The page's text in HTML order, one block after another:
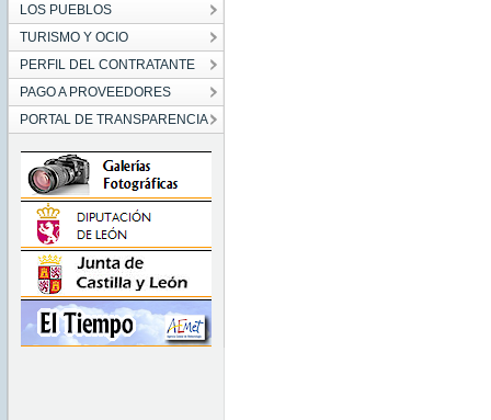
LOS PUEBLOS
TURISMO Y OCIO
PERFIL DEL CONTRATANTE
PAGO A PROVEEDORES
PORTAL DE TRANSPARENCIA